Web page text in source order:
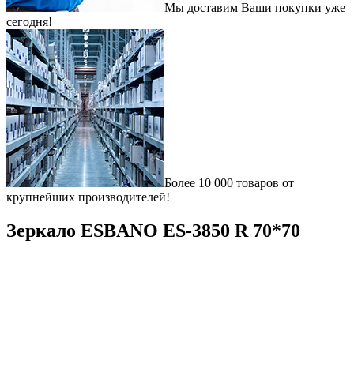
Мы доставим Ваши покупки уже
сегодня!
Более 10 000 товаров от
крупнейших производителей!
Зеркало ESBANO ES-3850 R 70*70